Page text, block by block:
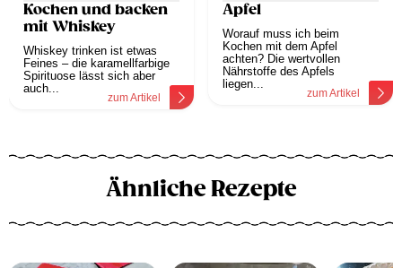
Kochen und backen
mit Whiskey
Whiskey trinken ist etwas
Feines – die karamellfarbige
Spirituose lässt sich aber
auch...
zum Artikel
Apfel
Worauf muss ich beim
Kochen mit dem Apfel
achten? Die wertvollen
Nährstoffe des Apfels
liegen...
zum Artikel
Ähnliche Rezepte